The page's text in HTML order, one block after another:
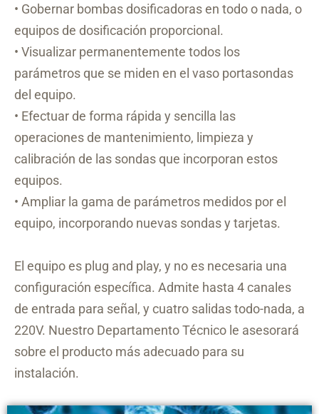
• Gobernar bombas dosificadoras en todo o nada, o
equipos de dosificación proporcional.
• Visualizar permanentemente todos los
parámetros que se miden en el vaso portasondas
del equipo.
• Efectuar de forma rápida y sencilla las
operaciones de mantenimiento, limpieza y
calibración de las sondas que incorporan estos
equipos.
• Ampliar la gama de parámetros medidos por el
equipo, incorporando nuevas sondas y tarjetas.
El equipo es plug and play, y no es necesaria una
configuración específica. Admite hasta 4 canales
de entrada para señal, y cuatro salidas todo-nada, a
220V. Nuestro Departamento Técnico le asesorará
sobre el producto más adecuado para su
instalación.